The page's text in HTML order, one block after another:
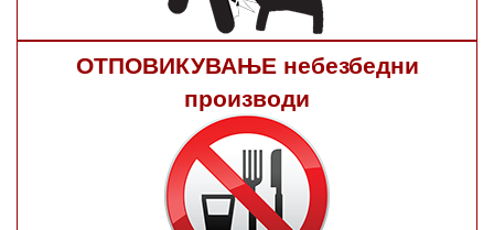
ОТПОВИКУВАЊЕ небезбедни
производи